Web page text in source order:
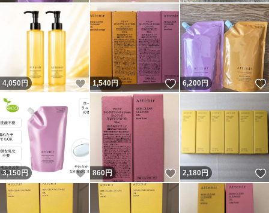
4,050円 いいね！
1,540円 いいね！
6,200円
3,150 円 いいね！
860円 いいね！
2,180円